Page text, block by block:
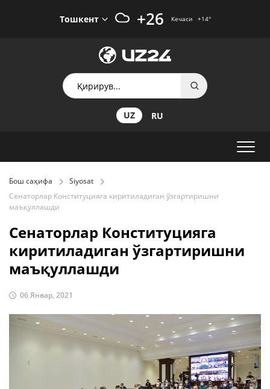
Тошкент +26 Кечаси +14°
UZ RU
Бош саҳифа
Siyosat
Сенаторлар Конституцияга киритиладиган ўзгартиришни
маъқуллашди
Сенаторлар Конституцияга
киритиладиган ўзгартиришни
маъқуллашди
06 Январ, 2021